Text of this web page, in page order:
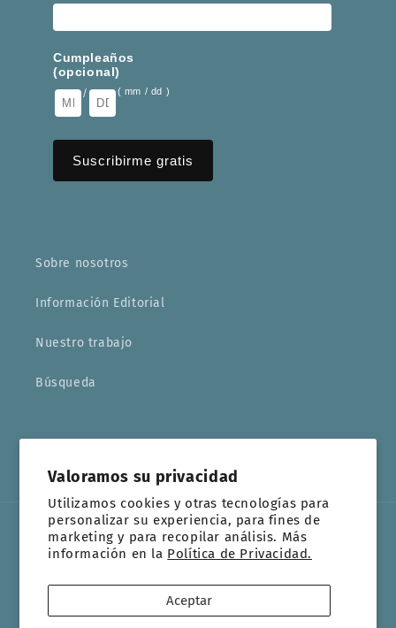
Valoramos su privacidad
Utilizamos cookies y otras tecnologías para
personalizar su experiencia, para fines de
marketing y para recopilar análisis. Más
información en la Política de Privacidad.
Aceptar
Cumpleaños
(opcional)
/
( mm / dd )
Sobre nosotros
Información Editorial
Nuestro trabajo
Búsqueda
FacebookInstagramYouTube
Idioma
Formas